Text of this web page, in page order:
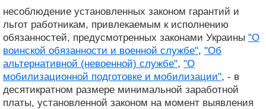
несоблюдение установленных законом гарантий и
льгот работникам, привлекаемым к исполнению
обязанностей, предусмотренных законами Украины "О
воинской обязанности и военной службе", "Об
альтернативной (невоенной) службе", "О
мобилизационной подготовке и мобилизации", - в
десятикратном размере минимальной заработной
платы, установленной законом на момент выявления